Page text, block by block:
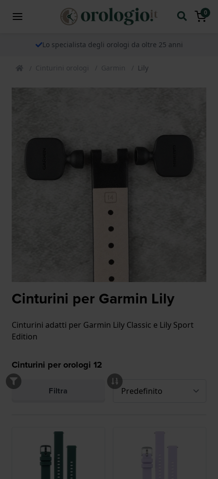
0
Lo specialista degli orologi da oltre 25 anni
Cinturini orologi Garmin Lily
Cinturini per Garmin Lily
Cinturini adatti per Garmin Lily Classic e Lily Sport
Edition
Cinturini per orologi 12
Filtra